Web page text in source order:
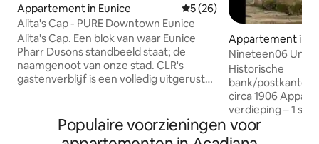
Appartement in Eunice Gemiddelde beoordeling
5 (26)
Alita's Cap - PURE Downtown Eunice
Alita's Cap. Een blok van waar Eunice
Pharr Dusons standbeeld staat; de
naamgenoot van onze stad. CLR's
gastenverblijf is een volledig uitgeruste
andere: wifi, tv in beide kamers,
ligstoelen, sfeerverlichting,
Appartement in
Historische
bank/
circa 1906
verdieping – 1
bedden),
Appartement op
Populaire voorzieningen voor